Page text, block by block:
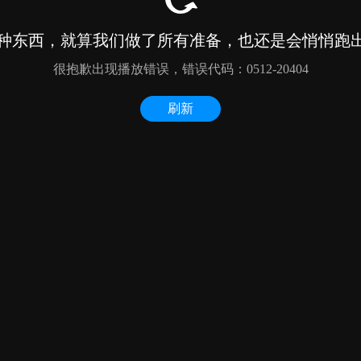
东西，就算我们做了所有准备，也还是会悄悄跑
很抱歉出现播放错误，错误代码：0512-20404
刷新